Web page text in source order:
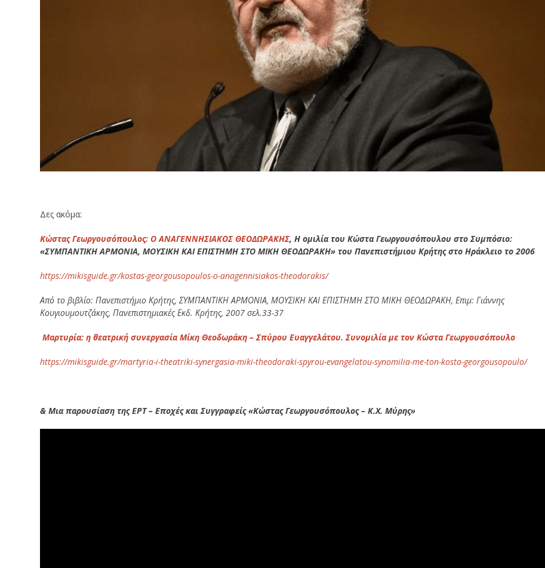
Δες ακόμα:
Κώστας Γεωργουσόπουλος: Ο ΑΝΑΓΕΝΝΗΣΙΑΚΟΣ ΘΕΟΔΩΡΑΚΗΣ, Η ομιλία του Κώστα Γεωργουσόπουλου στο Συμπόσιο:
«ΣΥΜΠΑΝΤΙΚΗ ΑΡΜΟΝΙΑ, ΜΟΥΣΙΚΗ ΚΑΙ ΕΠΙΣΤΗΜΗ ΣΤΟ ΜΙΚΗ ΘΕΟΔΩΡΑΚΗ» του Πανεπιστήμιου Κρήτης στο Ηράκλειο το 2006
https://mikisguide.gr/kostas-georgousopoulos-o-anagennisiakos-theodorakis/
Από το βιβλίο: Πανεπιστήμιο Κρήτης, ΣΥΜΠΑΝΤΙΚΗ ΑΡΜΟΝΙΑ, ΜΟΥΣΙΚΗ ΚΑΙ ΕΠΙΣΤΗΜΗ ΣΤΟ ΜΙΚΗ ΘΕΟΔΩΡΑΚΗ, Επιμ: Γιάννης
Κουγιουμουτζάκης, Πανεπιστημιακές Εκδ. Κρήτης, 2007 σελ.33-37
Μαρτυρία: η θεατρική συνεργασία Μίκη Θεοδωράκη – Σπύρου Ευαγγελάτου. Συνομιλία με τον Κώστα Γεωργουσόπουλο
https://mikisguide.gr/martyria-i-theatriki-synergasia-miki-theodoraki-spyrou-evangelatou-synomilia-me-ton-kosta-georgousopoulo/
& Μια παρουσίαση της ΕΡΤ – Εποχές και Συγγραφείς «Κώστας Γεωργουσόπουλος – Κ.Χ. Μύρης»